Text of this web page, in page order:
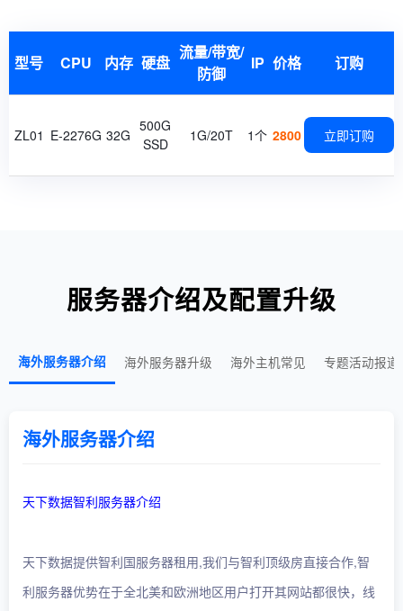
型号 CPU 内存 硬盘
流量/带宽/
防御
IP 价格 订购
ZL01 E-2276G 32G
500G
SSD
1G/20T 1个 2800 立即订购
服务器介绍及配置升级
海外服务器介绍 海外服务器升级 海外主机常见 专题活动报道
海外服务器介绍
天下数据智利服务器介绍
天下数据提供智利国服务器租用,我们与智利顶级房直接合作,智
利服务器优势在于全北美和欧洲地区用户打开其网站都很快，线